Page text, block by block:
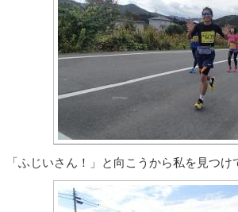
「ふじいさん！」と向こうから私を見つけ